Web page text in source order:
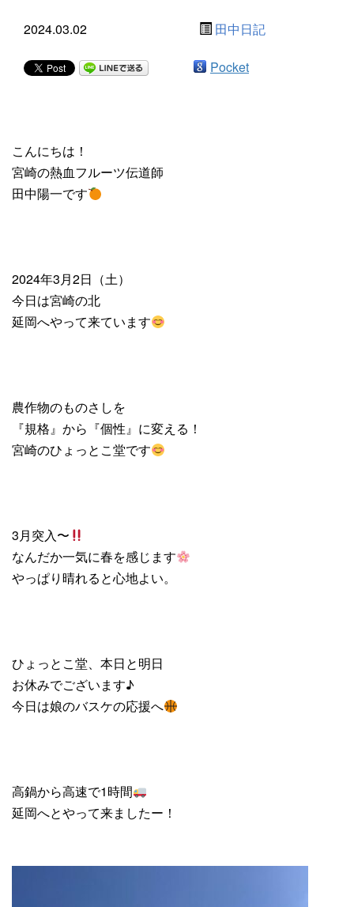
2024.03.02 田中日記
Pocket
こんにちは！
宮崎の熱血フルーツ伝道師
田中陽一です
2024年3月2日（土）
今日は宮崎の北
延岡へやって来ています
農作物のものさしを
『規格』から『個性』に変える！
宮崎のひょっとこ堂です
3月突入〜
なんだか一気に春を感じます
やっぱり晴れると心地よい。
ひょっとこ堂、本日と明日
お休みでございます♪
今日は娘のバスケの応援へ
高鍋から高速で1時間
延岡へとやって来ましたー！